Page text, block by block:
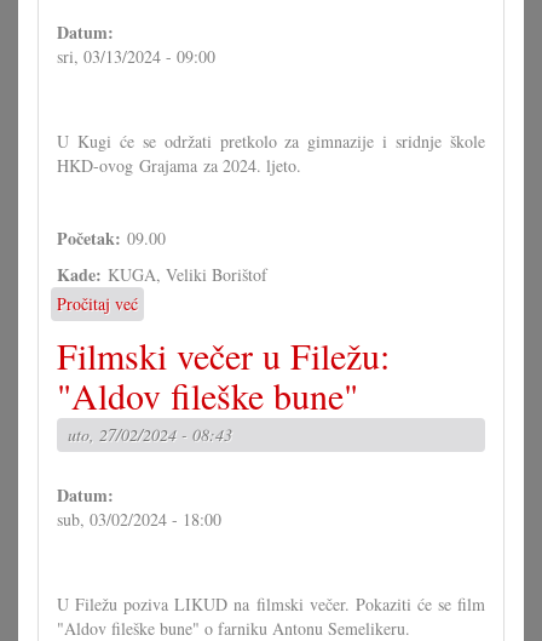
Datum:
sri, 03/13/2024 - 09:00
U Kugi će se održati pretkolo za gimnazije i sridnje škole
HKD-ovog Grajama za 2024. ljeto.
Početak: 09.00
Kade: KUGA, Veliki Borištof
Pročitaj već
Grajam
2024:
Pretkolo
Filmski večer u Filežu:
"Aldov fileške bune"
uto, 27/02/2024 - 08:43
Datum:
sub, 03/02/2024 - 18:00
U Filežu poziva LIKUD na filmski večer. Pokaziti će se film
"Aldov fileške bune" o farniku Antonu Semelikeru.